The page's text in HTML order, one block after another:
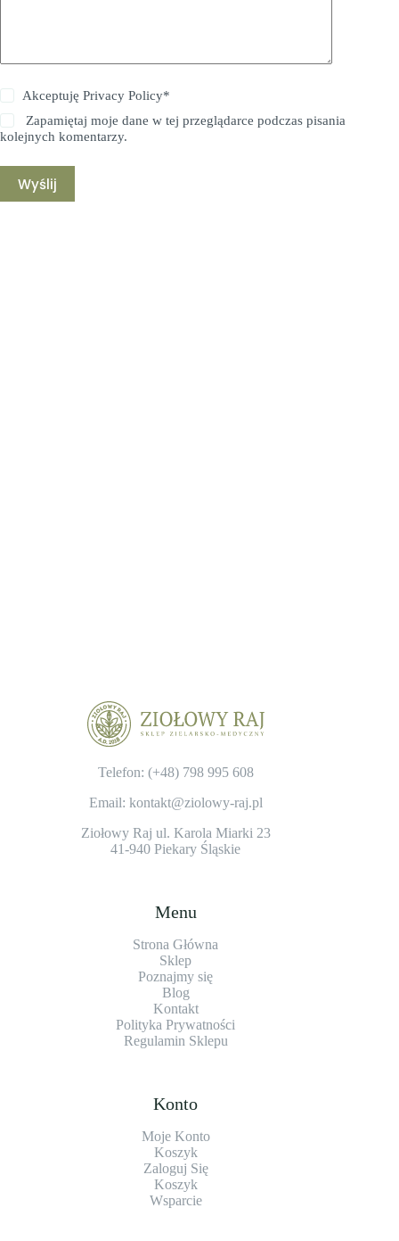
AkceptujęPrivacy Policy*
Zapamiętaj moje dane w tej przeglądarce podczas pisania
kolejnych komentarzy.
Wyślij
Telefon: (+48) 798 995 608
Email: kontakt@ziolowy-raj.pl
Ziołowy Raj ul. Karola Miarki 23
41-940 Piekary Śląskie
Menu
Strona Główna
Sklep
Poznajmy się
Blog
Kontakt
Polityka Prywatności
Regulamin Sklepu
Konto
Moje Konto
Koszyk
Zaloguj Się
Koszyk
Wsparcie